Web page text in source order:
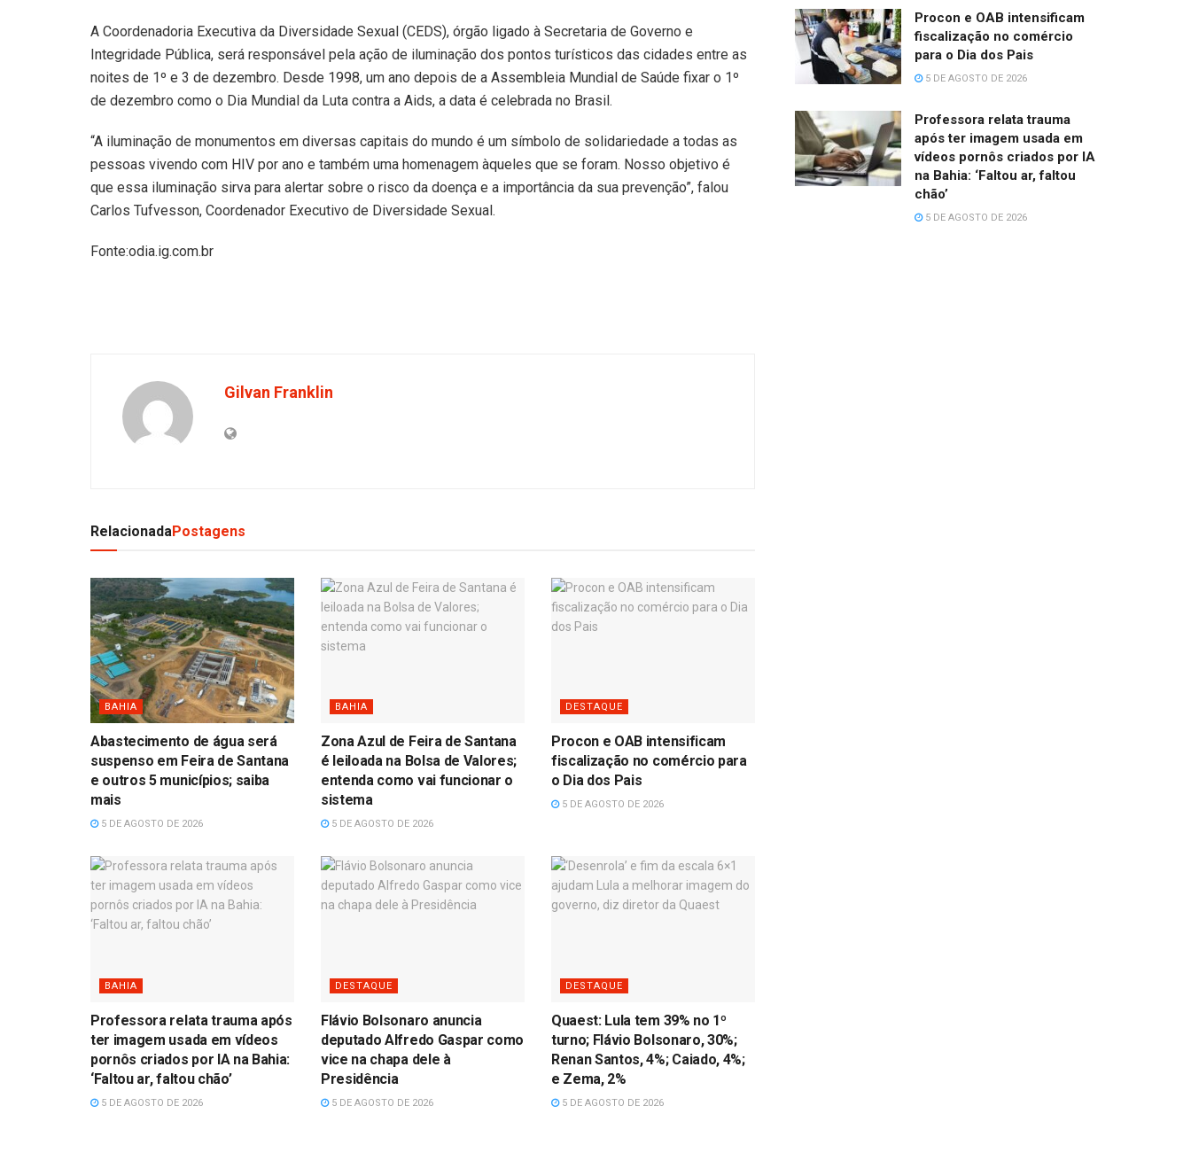
A Coordenadoria Executiva da Diversidade Sexual (CEDS), órgão ligado à Secretaria de Governo e
Integridade Pública, será responsável pela ação de iluminação dos pontos turísticos das cidades entre as
noites de 1º e 3 de dezembro. Desde 1998, um ano depois de a Assembleia Mundial de Saúde fixar o 1º
de dezembro como o Dia Mundial da Luta contra a Aids, a data é celebrada no Brasil.
“A iluminação de monumentos em diversas capitais do mundo é um símbolo de solidariedade a todas as
pessoas vivendo com HIV por ano e também uma homenagem àqueles que se foram. Nosso objetivo é
que essa iluminação sirva para alertar sobre o risco da doença e a importância da sua prevenção”, falou
Carlos Tufvesson, Coordenador Executivo de Diversidade Sexual.
Fonte:odia.ig.com.br
Gilvan Franklin
RelacionadaPostagens
BAHIA
Abastecimento de água será
suspenso em Feira de Santana
e outros 5 municípios; saiba
mais
5 DE AGOSTO DE 2026
BAHIA
Zona Azul de Feira de Santana
é leiloada na Bolsa de Valores;
entenda como vai funcionar o
sistema
5 DE AGOSTO DE 2026
DESTAQUE
Procon e OAB intensificam
fiscalização no comércio para
o Dia dos Pais
5 DE AGOSTO DE 2026
BAHIA
Professora relata trauma após
ter imagem usada em vídeos
pornôs criados por IA na Bahia:
‘Faltou ar, faltou chão’
5 DE AGOSTO DE 2026
DESTAQUE
Flávio Bolsonaro anuncia
deputado Alfredo Gaspar como
vice na chapa dele à
Presidência
5 DE AGOSTO DE 2026
DESTAQUE
Quaest: Lula tem 39% no 1º
turno; Flávio Bolsonaro, 30%;
Renan Santos, 4%; Caiado, 4%;
e Zema, 2%
5 DE AGOSTO DE 2026
Procon e OAB intensificam
fiscalização no comércio
para o Dia dos Pais
5 DE AGOSTO DE 2026
Professora relata trauma
após ter imagem usada em
vídeos pornôs criados por IA
na Bahia: ‘Faltou ar, faltou
chão’
5 DE AGOSTO DE 2026